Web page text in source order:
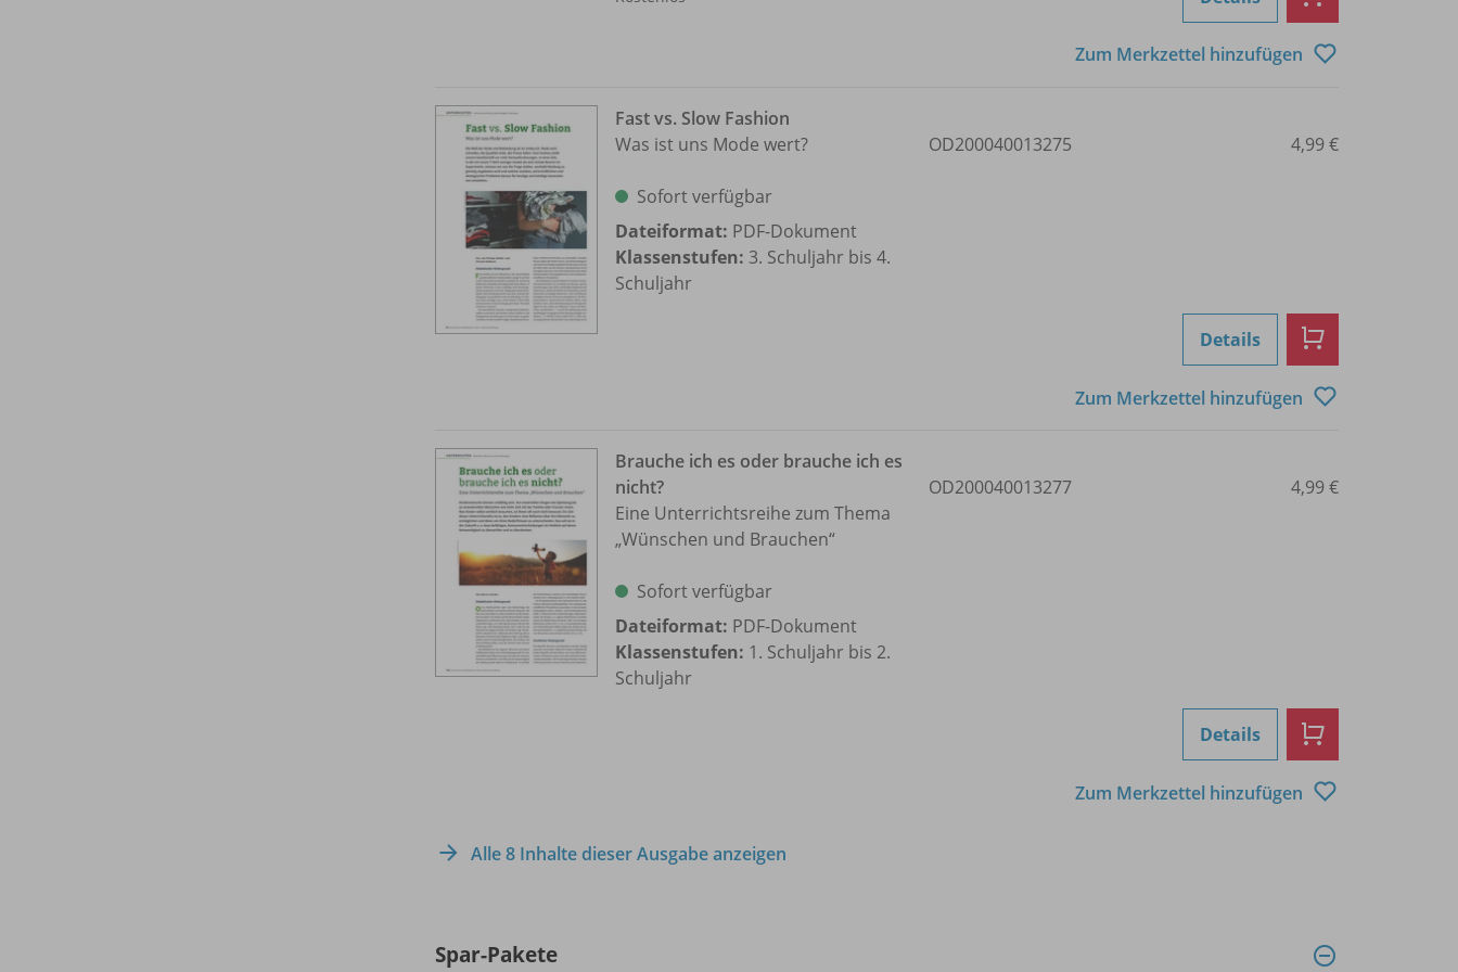
Zum Merkzettel hinzufügen
Fast vs. Slow Fashion
Was ist uns Mode wert?
Sofort verfügbar
Dateiformat: PDF-Dokument
Klassenstufen: 3. Schuljahr bis 4.
Schuljahr
OD200040013275 4,99 €
Details
Zum Merkzettel hinzufügen
Brauche ich es oder brauche ich es
nicht?
Eine Unterrichtsreihe zum Thema
„Wünschen und Brauchen“
Sofort verfügbar
Dateiformat: PDF-Dokument
Klassenstufen: 1. Schuljahr bis 2.
Schuljahr
OD200040013277 4,99 €
Details
Zum Merkzettel hinzufügen
Alle 8 Inhalte dieser Ausgabe anzeigen
Spar-Pakete